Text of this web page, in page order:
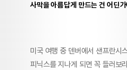
사막을 아름답게 만드는 건 어딘
미국 여행 중 덴버에서 샌프란시
피닉스를 지나게 되면 꼭 들러보